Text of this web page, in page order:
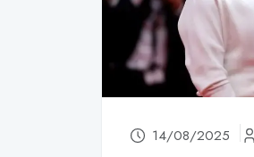
14/08/2025